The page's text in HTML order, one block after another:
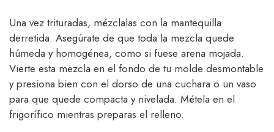
Una vez trituradas, mézclalas con la mantequilla
derretida. Asegúrate de que toda la mezcla quede
húmeda y homogénea, como si fuese arena mojada.
Vierte esta mezcla en el fondo de tu molde desmontable
y presiona bien con el dorso de una cuchara o un vaso
para que quede compacta y nivelada. Métela en el
frigorífico mientras preparas el relleno.